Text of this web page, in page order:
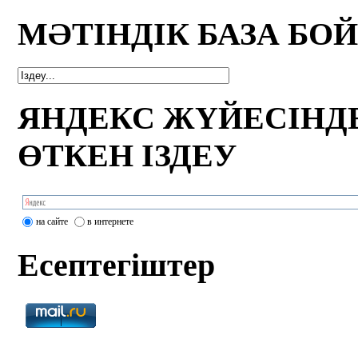
МӘТІНДІК БАЗА
ЯНДЕКС
ӨТКЕН ІЗДЕУ
на сайте в интернете
Есептегіштер